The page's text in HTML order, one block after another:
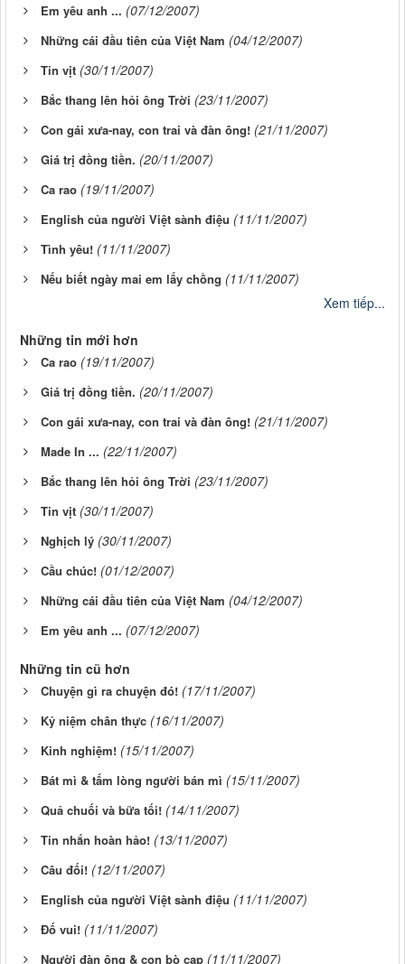
Em yêu anh ... (07/12/2007)
Những cái đầu tiên của Việt Nam (04/12/2007)
Tin vịt (30/11/2007)
Bắc thang lên hỏi ông Trời (23/11/2007)
Con gái xưa-nay, con trai và đàn ông! (21/11/2007)
Giá trị đồng tiền. (20/11/2007)
Ca rao (19/11/2007)
English của người Việt sành điệu (11/11/2007)
Tình yêu! (11/11/2007)
Nếu biết ngày mai em lấy chồng (11/11/2007)
Xem tiếp...
Những tin mới hơn
Ca rao (19/11/2007)
Giá trị đồng tiền. (20/11/2007)
Con gái xưa-nay, con trai và đàn ông! (21/11/2007)
Made In ... (22/11/2007)
Bắc thang lên hỏi ông Trời (23/11/2007)
Tin vịt (30/11/2007)
Nghịch lý (30/11/2007)
Cầu chúc! (01/12/2007)
Những cái đầu tiên của Việt Nam (04/12/2007)
Em yêu anh ... (07/12/2007)
Những tin cũ hơn
Chuyện gì ra chuyện đó! (17/11/2007)
Kỷ niệm chân thực (16/11/2007)
Kinh nghiệm! (15/11/2007)
Bát mì & tấm lòng người bán mì (15/11/2007)
Quả chuối và bữa tối! (14/11/2007)
Tin nhắn hoàn hảo! (13/11/2007)
Câu đối! (12/11/2007)
English của người Việt sành điệu (11/11/2007)
Đố vui! (11/11/2007)
Người đàn ông & con bò cạp (11/11/2007)